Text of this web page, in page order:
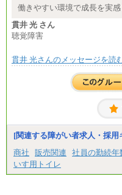
※詳細はJTB
総合職 月給
整給
※詳細はJTB
■(株)JTBコミ
総合職 月給
みなし残業
残業手当の残
間に応じて、
働きやすい環境で成長を実感
貫井 光 さん
聴覚障害
貫井 光さんのメッセージを読
[関連する障がい者求人・採用
商社
販売関連 社員の勤続年
いす用トイレ